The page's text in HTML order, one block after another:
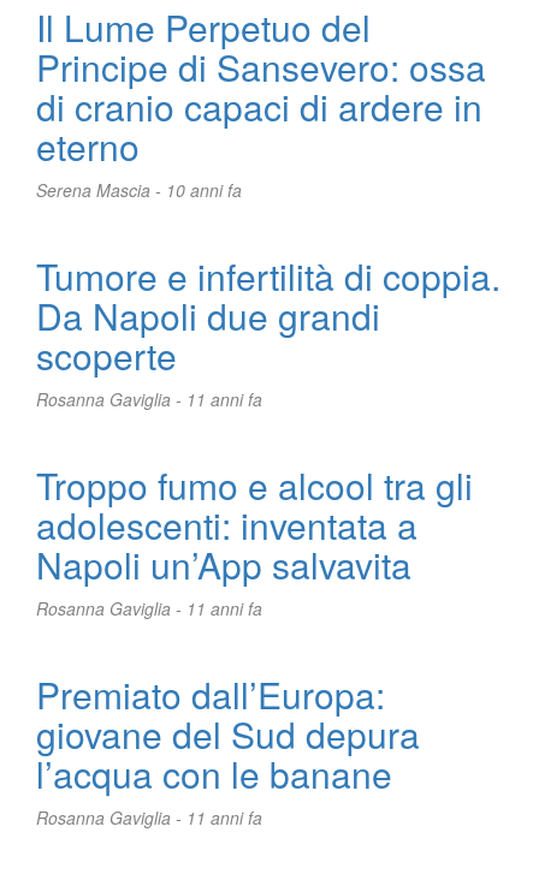
Il Lume Perpetuo del
Principe di Sansevero: ossa
di cranio capaci di ardere in
eterno
Serena Mascia - 10 anni fa
Tumore e infertilità di coppia.
Da Napoli due grandi
scoperte
Rosanna Gaviglia - 11 anni fa
Troppo fumo e alcool tra gli
adolescenti: inventata a
Napoli un’App salvavita
Rosanna Gaviglia - 11 anni fa
Premiato dall’Europa:
giovane del Sud depura
l’acqua con le banane
Rosanna Gaviglia - 11 anni fa